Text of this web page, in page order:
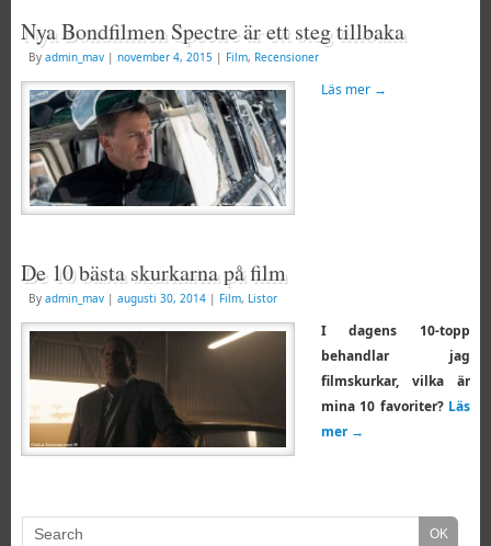
Nya Bondfilmen Spectre är ett steg tillbaka
By admin_mav | november 4, 2015 | Film, Recensioner
Läs mer →
De 10 bästa skurkarna på film
By admin_mav | augusti 30, 2014 | Film, Listor
I dagens 10-topp
behandlar jag
filmskurkar, vilka är
mina 10 favoriter? Läs
mer →